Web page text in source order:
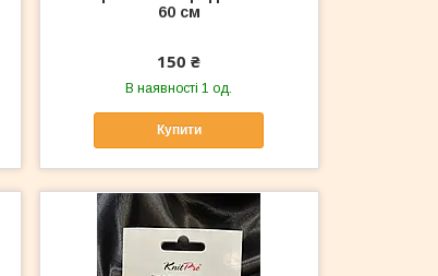
60 см
150 ₴
В наявності 1 од.
Купити